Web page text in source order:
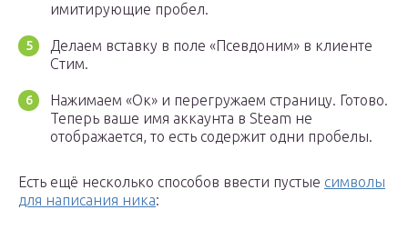
имитирующие пробел.
Делаем вставку в поле «Псевдоним» в клиенте
Стим.
Нажимаем «Ок» и перегружаем страницу. Готово.
Теперь ваше имя аккаунта в Steam не
отображается, то есть содержит одни пробелы.
Есть ещё несколько способов ввести пустые символы
для написания ника: